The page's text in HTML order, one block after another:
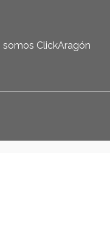
somos ClickAragón